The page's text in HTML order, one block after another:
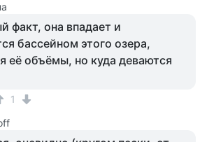
факт, она впадает и
бассейном этого озера,
её объёмы, но куда деваются
1